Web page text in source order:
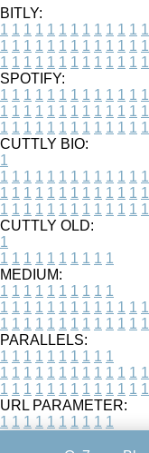
BITLY:
1 1 1 1 1 1 1 1 1 1 1 1 1
1 1 1 1 1 1 1 1 1 1 1 1 1
1 1 1 1 1 1 1 1 1 1 1 1 1
SPOTIFY:
1 1 1 1 1 1 1 1 1 1 1 1 1
1 1 1 1 1 1 1 1 1 1 1 1 1
1 1 1 1 1 1 1 1 1 1 1 1 1
CUTTLY BIO:
1
1 1 1 1 1 1 1 1 1 1 1 1 1
1 1 1 1 1 1 1 1 1 1 1 1 1
1 1 1 1 1 1 1 1 1 1 1 1 1
CUTTLY OLD:
1
1 1 1 1 1 1 1 1 1 1
MEDIUM:
1 1 1 1 1 1 1 1 1 1
1 1 1 1 1 1 1 1 1 1 1 1 1
1 1 1 1 1 1 1 1 1 1 1 1 1
PARALLELS:
1 1 1 1 1 1 1 1 1 1
1 1 1 1 1 1 1 1 1 1 1 1 1
1 1 1 1 1 1 1 1 1 1 1 1 1
URL PARAMETER:
1 1 1 1 1 1 1 1 1 1